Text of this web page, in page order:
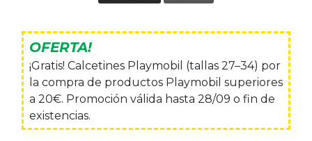
OFERTA!
¡Gratis! Calcetines Playmobil (tallas 27–34) por
la compra de productos Playmobil superiores
a 20€. Promoción válida hasta 28/09 o fin de
existencias.